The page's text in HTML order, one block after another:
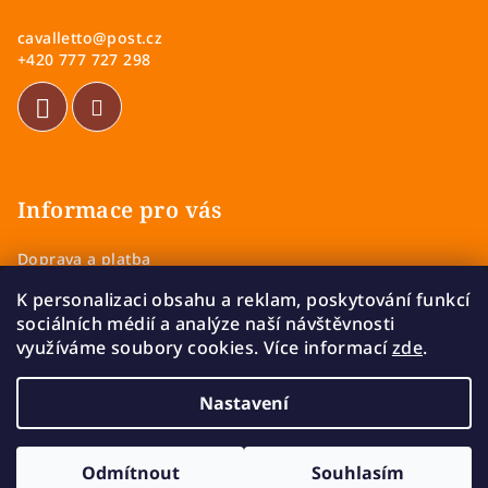
K personalizaci obsahu a reklam, poskytování funkcí
sociálních médií a analýze naší návštěvnosti
využíváme soubory cookies. Více informacízde.
Nastavení
Odmítnout Souhlasím
cavalletto@post.cz
+420 777 727 298
Informace pro vás
Doprava a platba
Zásady ochrany osobních údajů
Vrácení a výměna zboží
Upravit nastavení cookies